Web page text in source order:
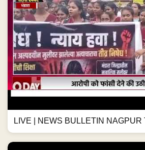
LIVE | NEWS BULLETIN NAGPUR